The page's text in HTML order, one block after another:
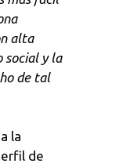
alta
social y la
de tal
la
de